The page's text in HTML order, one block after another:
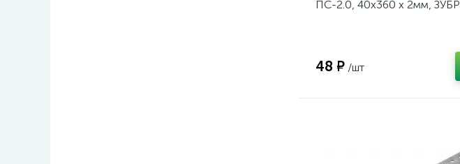
ПС-2.0, 40х360 х 2мм, ЗУБР
48 ₽ /шт